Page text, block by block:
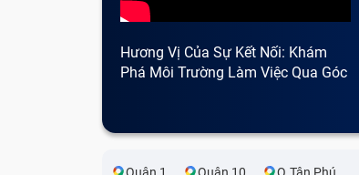
Hương Vị Của Sự Kết Nối: Khám
Phá Môi Trường Làm Việc Qua Góc
Quận 1 Quận 10 Q.Tân Phú